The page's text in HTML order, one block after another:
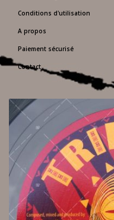
Conditions d'utilisation
A propos
Paiement sécurisé
Contact